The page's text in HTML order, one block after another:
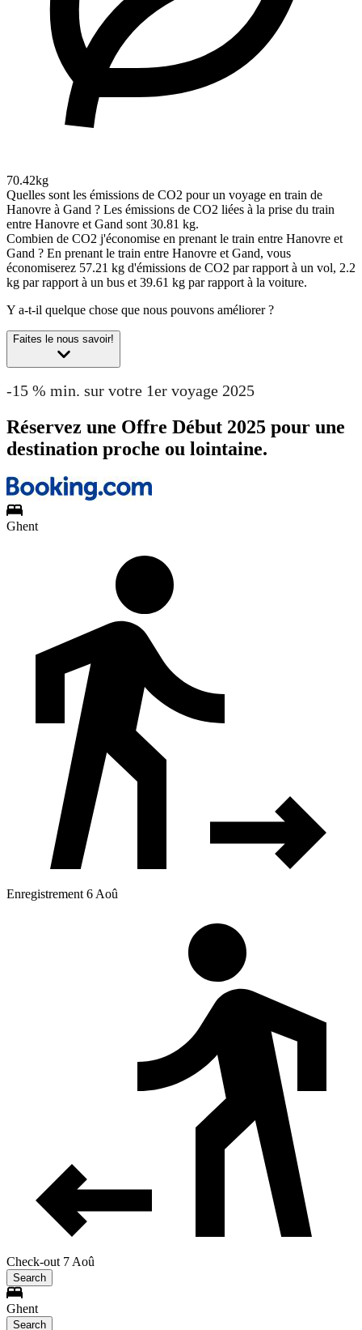
70.42kg
Quelles sont les émissions de CO2 pour un voyage en train de
Hanovre à Gand ? Les émissions de CO2 liées à la prise du train
entre Hanovre et Gand sont 30.81 kg.
Combien de CO2 j'économise en prenant le train entre Hanovre et
Gand ? En prenant le train entre Hanovre et Gand, vous
économiserez 57.21 kg d'émissions de CO2 par rapport à un vol, 2.2
kg par rapport à un bus et 39.61 kg par rapport à la voiture.
Y a-t-il quelque chose que nous pouvons améliorer ?
Faites le nous savoir!
-15 % min. sur votre 1er voyage 2025
Réservez une Offre Début 2025 pour une
destination proche ou lointaine.
Ghent
Enregistrement 6 Aoû
Check-out 7 Aoû
Search
Ghent
Search